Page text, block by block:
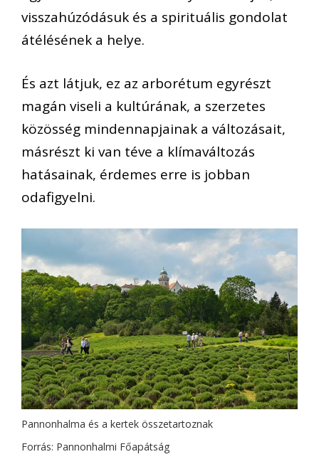
visszahúzódásuk és a spirituális gondolat
átélésének a helye.
És azt látjuk, ez az arborétum egyrészt
magán viseli a kultúrának, a szerzetes
közösség mindennapjainak a változásait,
másrészt ki van téve a klímaváltozás
hatásainak, érdemes erre is jobban
odafigyelni.
Pannonhalma és a kertek összetartoznak
Forrás: Pannonhalmi Főapátság